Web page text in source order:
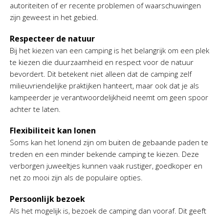
autoriteiten of er recente problemen of waarschuwingen
zijn geweest in het gebied.
Respecteer de natuur
Bij het kiezen van een camping is het belangrijk om een plek
te kiezen die duurzaamheid en respect voor de natuur
bevordert. Dit betekent niet alleen dat de camping zelf
milieuvriendelijke praktijken hanteert, maar ook dat je als
kampeerder je verantwoordelijkheid neemt om geen spoor
achter te laten.
Flexibiliteit kan lonen
Soms kan het lonend zijn om buiten de gebaande paden te
treden en een minder bekende camping te kiezen. Deze
verborgen juweeltjes kunnen vaak rustiger, goedkoper en
net zo mooi zijn als de populaire opties.
Persoonlijk bezoek
Als het mogelijk is, bezoek de camping dan vooraf. Dit geeft